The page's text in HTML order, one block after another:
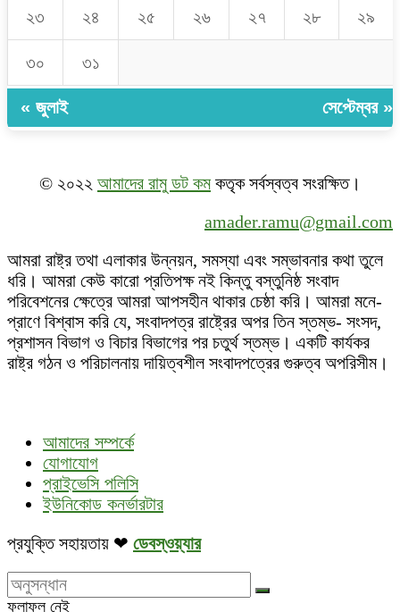
২৩ ২৪ ২৫ ২৬ ২৭ ২৮ ২৯
৩০ ৩১
« জুলাই সেপ্টেম্বর »
© ২০২২ আমাদের রামু ডট কমকতৃক সর্বস্বত্ব সংরক্ষিত।
amader.ramu@gmail.com
আমরা রাষ্ট্র তথা এলাকার উন্নয়ন, সমস্যা এবং সম্ভাবনার কথা তুলে
ধরি। আমরা কেউ কারো প্রতিপক্ষ নই কিন্তু বস্তুনিষ্ঠ সংবাদ
পরিবেশনের ক্ষেত্রে আমরা আপসহীন থাকার চেষ্ঠা করি। আমরা মনে-
প্রাণে বিশ্বাস করি যে, সংবাদপত্র রাষ্ট্রের অপর তিন স্তম্ভ- সংসদ,
প্রশাসন বিভাগ ও বিচার বিভাগের পর চতুর্থ স্তম্ভ। একটি কার্যকর
রাষ্ট্র গঠন ও পরিচালনায় দায়িত্বশীল সংবাদপত্রের গুরুত্ব অপরিসীম।
আমাদের সম্পর্কে
যোগাযোগ
প্রাইভেসি পলিসি
ইউনিকোড কনর্ভারটার
প্রযুক্তি সহায়তায় ❤ ডেবস্ওয়্যার
ফলাফল নেই